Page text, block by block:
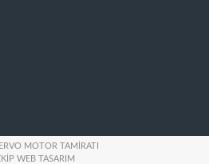
MOTOR TAMIRATI
WEB TASARIM